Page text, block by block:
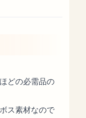
どの必需品の
ス素材なので